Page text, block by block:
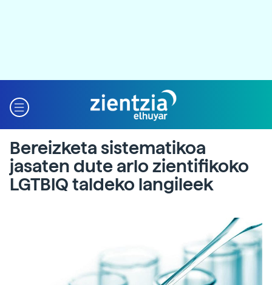
Bereizketa sistematikoa
jasaten dute arlo zientifikoko
LGTBIQ taldeko langileek